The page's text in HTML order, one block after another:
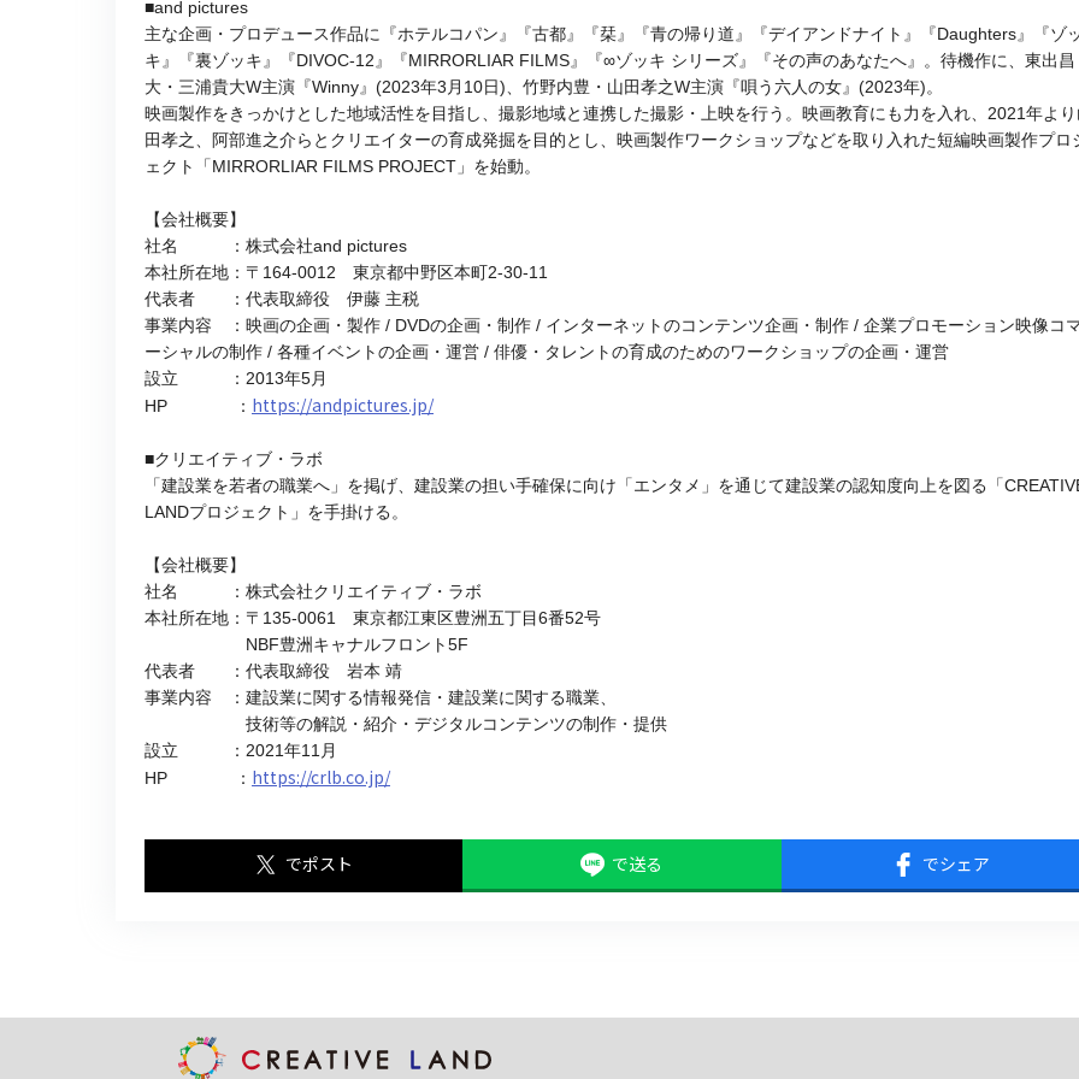
■and pictures
主な企画・プロデュース作品に『ホテルコパン』『古都』『栞』『青の帰り道』『デイアンドナイト』『Daughters』『ゾ
キ』『裏ゾッキ』『DIVOC-12』『MIRRORLIAR FILMS』『∞ゾッキ シリーズ』『その声のあなたへ』。待機作に、東出昌
大・三浦貴大W主演『Winny』(2023年3月10日)、竹野内豊・山田孝之W主演『唄う六人の女』(2023年)。
映画製作をきっかけとした地域活性を目指し、撮影地域と連携した撮影・上映を行う。映画教育にも力を入れ、2021年より
田孝之、阿部進之介らとクリエイターの育成発掘を目的とし、映画製作ワークショップなどを取り入れた短編映画製作プロ
ェクト「MIRRORLIAR FILMS PROJECT」を始動。
【会社概要】
社名 ：株式会社and pictures
本社所在地：〒164-0012 東京都中野区本町2-30-11
代表者 ：代表取締役 伊藤 主税
事業内容 ：映画の企画・製作 / DVDの企画・制作 / インターネットのコンテンツ企画・制作 / 企業プロモーション映像コ
ーシャルの制作 / 各種イベントの企画・運営 / 俳優・タレントの育成のためのワークショップの企画・運営
設立 ：2013年5月
HP ： https://andpictures.jp/
■クリエイティブ・ラボ
「建設業を若者の職業へ」を掲げ、建設業の担い手確保に向け「エンタメ」を通じて建設業の認知度向上を図る「
LANDプロジェクト」を手掛ける。
【会社概要】
社名 ：株式会社クリエイティブ・ラボ
本社所在地：〒135-0061 東京都江東区豊洲五丁目6番52号
NBF豊洲キャナルフロント5F
代表者 ：代表取締役 岩本 靖
事業内容 ：建設業に関する情報発信・建設業に関する職業、
技術等の解説・紹介・デジタルコンテンツの制作・提供
設立 ：2021年11月
HP ： https://crlb.co.jp/
でポスト で送る でシェア